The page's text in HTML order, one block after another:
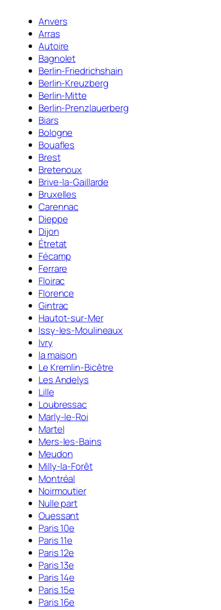
Anvers
Arras
Autoire
Bagnolet
Berlin-Friedrichshain
Berlin-Kreuzberg
Berlin-Mitte
Berlin-Prenzlauerberg
Biars
Bologne
Bouafles
Brest
Bretenoux
Brive-la-Gaillarde
Bruxelles
Carennac
Dieppe
Dijon
Étretat
Fécamp
Ferrare
Floirac
Florence
Gintrac
Hautot-sur-Mer
Issy-les-Moulineaux
Ivry
la maison
Le Kremlin-Bicêtre
Les Andelys
Lille
Loubressac
Marly-le-Roi
Martel
Mers-les-Bains
Meudon
Milly-la-Forêt
Montréal
Noirmoutier
Nulle part
Ouessant
Paris 10e
Paris 11e
Paris 12e
Paris 13e
Paris 14e
Paris 15e
Paris 16e